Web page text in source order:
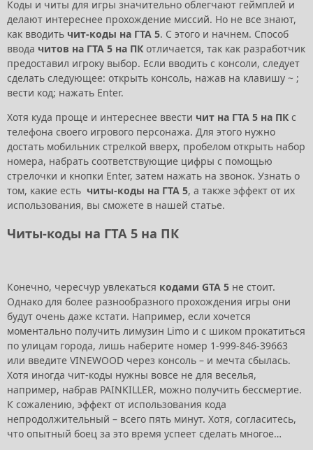
Коды и читы для игры значительно облегчают геймплей и
делают интереснее прохождение миссий. Но не все знают,
как вводить чит-коды на ГТА 5. С этого и начнем. Способ
ввода читов на ГТА 5 на ПК отличается, так как разработчик
предоставил игроку выбор. Если вводить с консоли, следует
сделать следующее: открыть консоль, нажав на клавишу ~ ;
вести код; нажать Enter.
Хотя куда проще и интереснее ввести чит на ГТА 5 на ПК с
телефона своего игрового персонажа. Для этого нужно
достать мобильник стрелкой вверх, пробелом открыть набор
номера, набрать соответствующие цифры с помощью
стрелочки и кнопки Enter, затем нажать на звонок. Узнать о
том, какие есть читы-коды на ГТА 5, а также эффект от их
использования, вы сможете в нашей статье.
Читы-коды на ГТА 5 на ПК
Конечно, чересчур увлекаться кодами GTA 5 не стоит.
Однако для более разнообразного прохождения игры они
будут очень даже кстати. Например, если хочется
моментально получить лимузин Limo и с шиком прокатиться
по улицам города, лишь наберите номер 1-999-846-39663
или введите VINEWOOD через консоль – и мечта сбылась.
Хотя иногда чит-коды нужны вовсе не для веселья,
например, набрав PAINKILLER, можно получить бессмертие.
К сожалению, эффект от использования кода
непродолжительный – всего пять минут. Хотя, согласитесь,
что опытный боец за это время успеет сделать многое…